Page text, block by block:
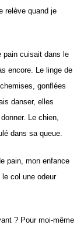
relève quand je
pain cuisait dans le
encore. Le linge de
gonflées
danser, elles
Le chien,
dans sa queue.
pain, mon enfance
col une odeur
? Pour moi-même